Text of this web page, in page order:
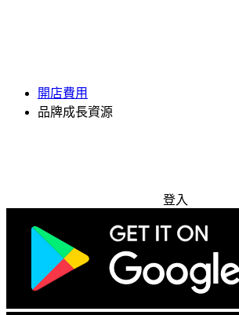
開店費用
品牌成長資源
登入